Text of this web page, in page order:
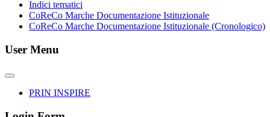
Indici tematici
CoReCo Marche Documentazione Istituzionale
CoReCo Marche Documentazione Istituzionale (Cronologico)
User Menu
PRIN INSPIRE